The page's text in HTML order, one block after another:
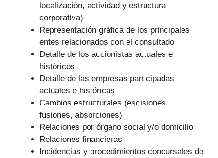
localización, actividad y estructura
corporativa)
Representación gráfica de los principales
entes relacionados con el consultado
Detalle de los accionistas actuales e
históricos
Detalle de las empresas participadas
actuales e históricas
Cambios estructurales (escisiones,
fusiones, absorciones)
Relaciones por órgano social y/o domicilio
Relaciones financieras
Incidencias y procedimientos concursales de